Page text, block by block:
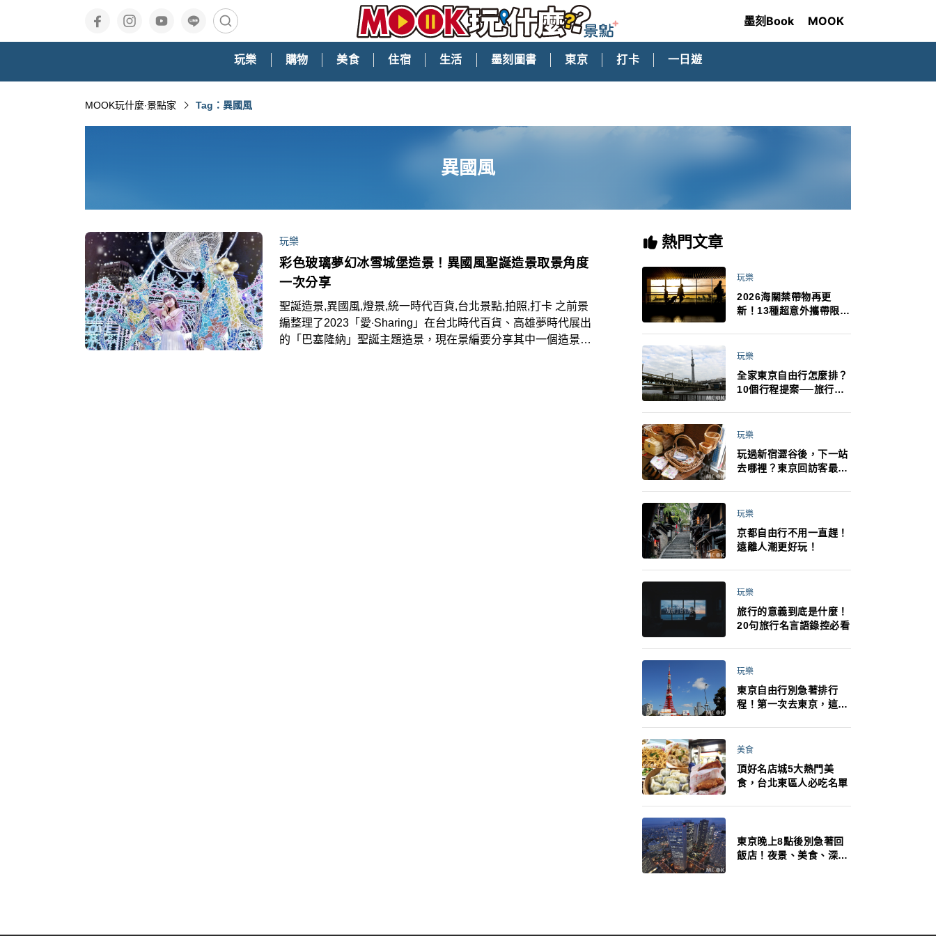
墨刻Book MOOK
玩樂 購物 美食 住宿 生活 墨刻圖書 東京 打卡 一日遊
MOOK玩什麼‧景點家 Tag：異國風
異國風
玩樂
彩色玻璃夢幻冰雪城堡造景！異國風聖誕造景取景角度
一次分享
聖誕造景,異國風,燈景,統一時代百貨,台北景點,拍照,打卡 之前景
編整理了2023「愛‧Sharing」在台北時代百貨、高雄夢時代展出
的「巴塞隆納」聖誕主題造景，現在景編要分享其中一個造景
熱門文章
玩樂
2026海關禁帶物再更
新！13種超意外攜帶限
最高還罰百萬！注意事項
玩樂
全家東京自由行怎麼排？
10個行程提案──旅行不
法！
玩樂
玩過新宿澀谷後，下一站
去哪裡？東京回訪客最推
玩樂
京都自由行不用一直趕！
遠離人潮更好玩！
玩樂
旅行的意義到底是什麼！
20句旅行名言語錄控必看
玩樂
東京自由行別急著排行
程！第一次去東京，這10
美食
頂好名店城5大熱門美
食，台北東區人必吃名單
東京晚上8點後別急著回
飯店！夜景、美食、深夜